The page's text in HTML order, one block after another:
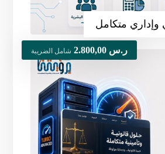
وإداري متكامل
ر.س شامل الضريبة